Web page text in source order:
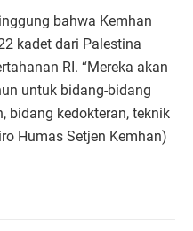
bahwa Kemhan
kadet dari Palestina
RI. “Mereka akan
untuk bidang-bidang
bidang kedokteran, teknik
Humas Setjen Kemhan)